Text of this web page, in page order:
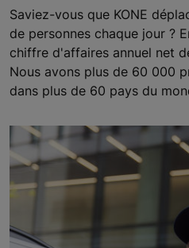
Saviez-vous que KONE
de personnes chaque jour ?
chiffre d'affaires annuel net
Nous avons plus de 60 000
dans plus de 60 pays du